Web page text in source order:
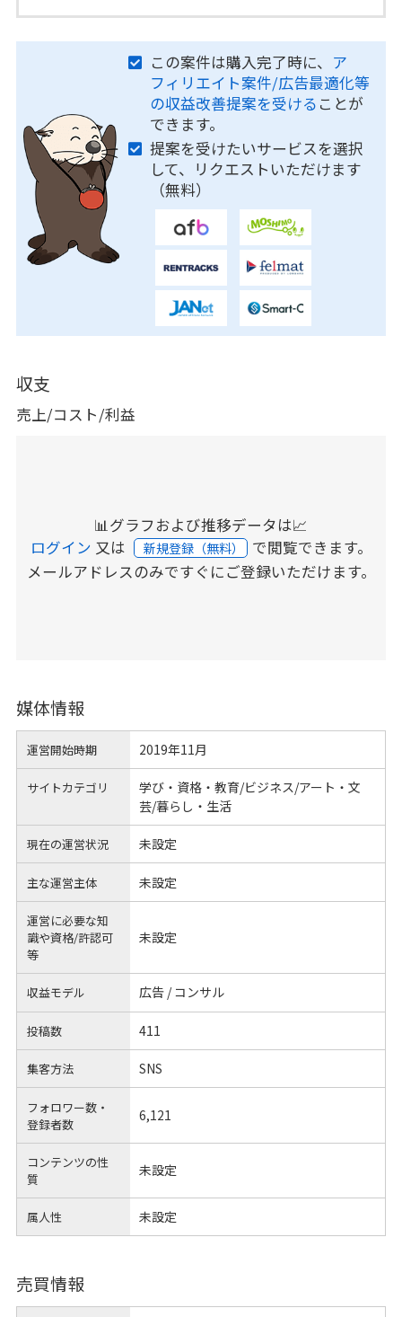
この案件は購入完了時に、 ア
フィリエイト案件/広告最適化等
の収益改善提案を受ける ことが
できます。
提案を受けたいサービスを選択
して、リクエストいただけます
（無料）
収支
売上/コスト/利益
📊グラフおよび推移データは📈
ログイン 又は 新規登録（無料） で閲覧できます。
メールアドレスのみですぐにご登録いただけます。
媒体情報
運営開始時期 2019年11月
サイトカテゴリ
学び・資格・教育/ビジネス/アート・文
芸/暮らし・生活
現在の運営状況 未設定
主な運営主体 未設定
運営に必要な知
識や資格/許認可
等
未設定
収益モデル 広告 / コンサル
投稿数 411
集客方法 SNS
フォロワー数・
登録者数
6,121
コンテンツの性
質
未設定
属人性 未設定
売買情報